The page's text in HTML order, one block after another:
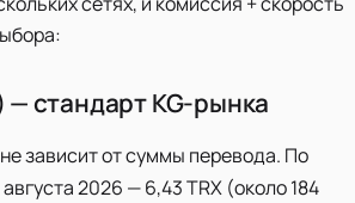
стандарт KG-рынка
не зависит от суммы перевода. По
2026 — 6,43 TRX (около 184